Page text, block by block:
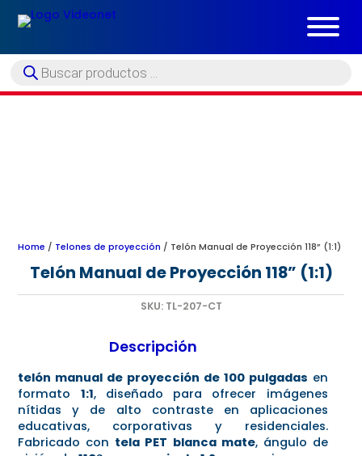
Búsqueda
de
Home / Telones de proyección / Telón Manual de Proyección 118” (1:1)
Telón Manual de Proyección 118” (1:1)
SKU: TL-207-CT
Descripción
telón manual de proyección de 100 pulgadas en
formato 1:1, diseñado para ofrecer imágenes
nítidas y de alto contraste en aplicaciones
educativas, corporativas y residenciales.
Fabricado con tela PET blanca mate, ángulo de